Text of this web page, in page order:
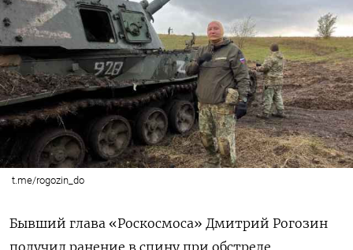
t.me/rogozin_do
Бывший глава «Роскосмоса» Дмитрий Рогозин